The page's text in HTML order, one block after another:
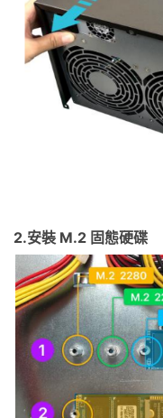
2.安裝 M.2 固態硬碟